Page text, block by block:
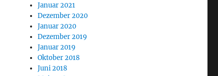
Januar 2021
Dezember 2020
Januar 2020
Dezember 2019
Januar 2019
Oktober 2018
Juni 2018